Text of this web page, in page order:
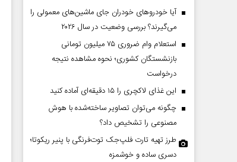
آیا خودروهای خودران جای ماشین‌های معمولی را
می‌گیرند؟ بررسی وضعیت در سال ۲۰۲۶
استعلام وام ضروری ۷۵ میلیون تومانی
بازنشستگان کشوری؛ نحوه مشاهده نتیجه
درخواست
این غذای لاکچری را ۱۵ دقیقه‌ای آماده کنید
چگونه می‌توان تصاویر ساخته‌شده با هوش
مصنوعی را تشخیص داد؟
طرز تهیه تارت فلپ‌جک توت‌فرنگی با پنیر ریکوتا؛
دسری ساده و خوشمزه